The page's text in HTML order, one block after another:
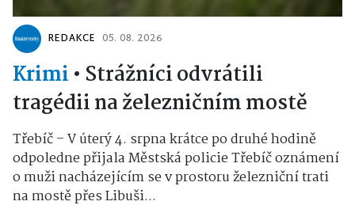
REDAKCE 05. 08. 2026
Krimi • Strážníci odvrátili
tragédii na železničním mostě
Třebíč – V úterý 4. srpna krátce po druhé hodině
odpoledne přijala Městská policie Třebíč oznámení
o muži nacházejícím se v prostoru železniční trati
na mostě přes Libuši...